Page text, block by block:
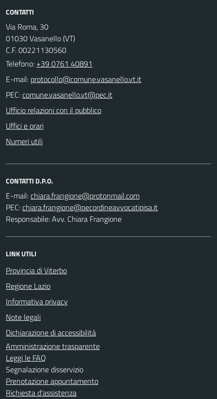
CONTATTI
Via Roma, 30
01030 Vasanello (VT)
C.F. 00221130560
Telefono: +39 0761 40891
E-mail:
PEC:
Ufficio relazioni con il pubblico
Uffici e orari
Numeri utili
CONTATTI D.P.O.
E-mail:
PEC:
Responsabile: Avv. Chiara Frangione
LINK UTILI
Provincia di Viterbo
Regione Lazio
Informativa privacy
Note legali
Dichiarazione di accessibilità
Amministrazione trasparente
Leggi le FAQ
Segnalazione disservizio
Prenotazione appuntamento
Richiesta d'assistenza